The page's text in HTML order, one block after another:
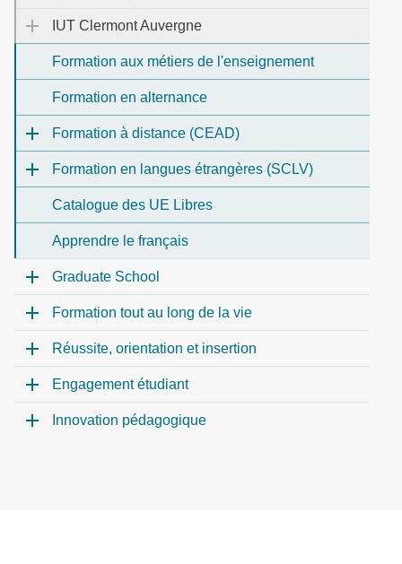
IUT Clermont Auvergne
Formation aux métiers de l'enseignement
Formation en alternance
Formation à distance (CEAD)
Formation en langues étrangères (SCLV)
Catalogue des UE Libres
Apprendre le français
Graduate School
Formation tout au long de la vie
Réussite, orientation et insertion
Engagement étudiant
Innovation pédagogique